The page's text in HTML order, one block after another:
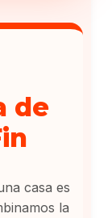
de
casa es
la